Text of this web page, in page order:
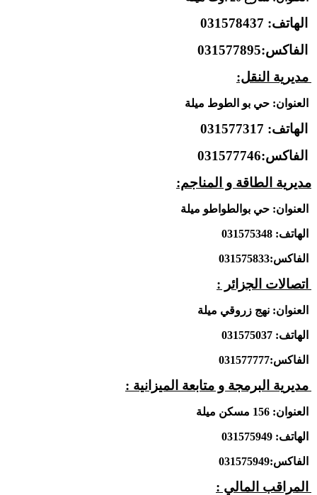
الهاتف: 031578437
الفاكس:031577895
مديرية النقل:
العنوان: حي بو الطوط ميلة
الهاتف: 031577317
الفاكس:031577746
مديرية الطاقة و المناجم:
العنوان: حي بوالطواطو ميلة
الهاتف: 031575348
الفاكس:031575833
اتصالات الجزائر :
العنوان: نهج زروقي ميلة
الهاتف: 031575037
الفاكس:031577777
مديرية البرمجة و متابعة الميزانية :
العنوان: 156 مسكن ميلة
الهاتف: 031575949
الفاكس:031575949
المراقب المالي :